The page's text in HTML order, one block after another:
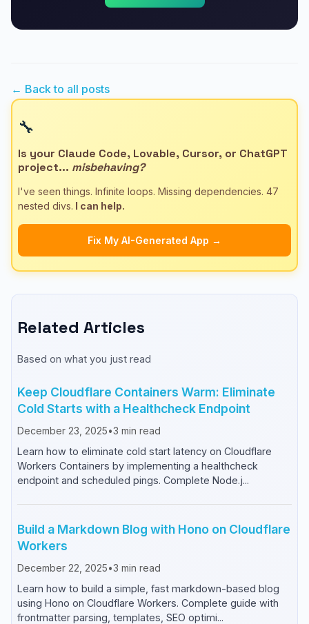
← Back to all posts
🔧
Is your Claude Code, Lovable, Cursor, or ChatGPT
project... misbehaving?
I've seen things. Infinite loops. Missing dependencies. 47
nested divs. I can help.
Fix My AI-Generated App →
Related Articles
Based on what you just read
Keep Cloudflare Containers Warm: Eliminate
Cold Starts with a Healthcheck Endpoint
December 23, 2025•3 min read
Learn how to eliminate cold start latency on Cloudflare
Workers Containers by implementing a healthcheck
endpoint and scheduled pings. Complete Node.j...
Build a Markdown Blog with Hono on Cloudflare
Workers
December 22, 2025•3 min read
Learn how to build a simple, fast markdown-based blog
using Hono on Cloudflare Workers. Complete guide with
frontmatter parsing, templates, SEO optimi...